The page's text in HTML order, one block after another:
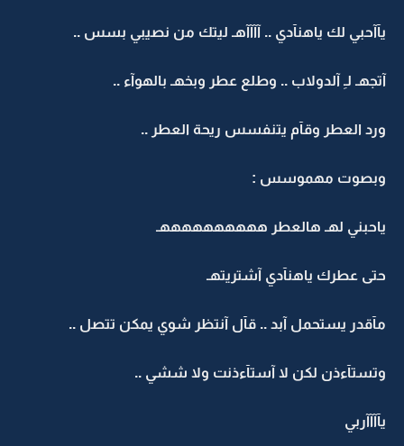
يآآحبي لك ياهنآدي .. آآآآهـ ليتك من نصيبي بسس ..
آتجهـ لـِ آلدولاب .. وطلع عطر وبخهـ بالهوآء ..
ورد العطر وقآم يتنفسس ريحة العطر ..
وبصوت مهموسس :
ياحبني لهـ هالعطر ههههههههههـ
حتى عطرك ياهنآدي آشتريتهـ
مآقدر يستحمل آبد .. قآل آنتظر شوي يمكن تتصل ..
وتستآءذن لكن لا آستآءذنت ولا ششي ..
يآآآآربي